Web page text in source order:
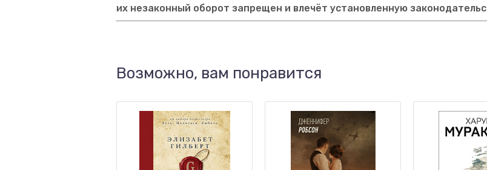
их незаконный оборот запрещен и влечёт установленную
Возможно, вам понравится